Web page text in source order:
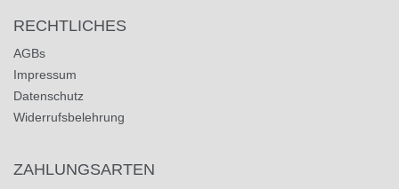
RECHTLICHES
AGBs
Impressum
Datenschutz
Widerrufsbelehrung
ZAHLUNGSARTEN